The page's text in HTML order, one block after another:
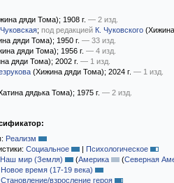
дяди Тома); 1908 г. — 2 изд.
; под редакцией К. Чуковского
дяди Тома); 1950 г. — 33 изд.
дяди Тома); 1956 г. — 4 изд.
дяди Тома); 2002 г. — 1 изд.
(Хижина дяди Тома); 2024 г. — 1 изд.
дядька Тома); 1975 г. — 2 изд.
Реализм
Социальное | Психологическое
Наш мир (Земля) (Америка (Северная
Новое время (17-19 века)
Становление/взросление героя